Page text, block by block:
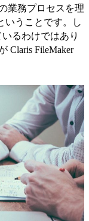
業務プロセスを理
いうことです。し
るわけではあり
Claris FileMaker